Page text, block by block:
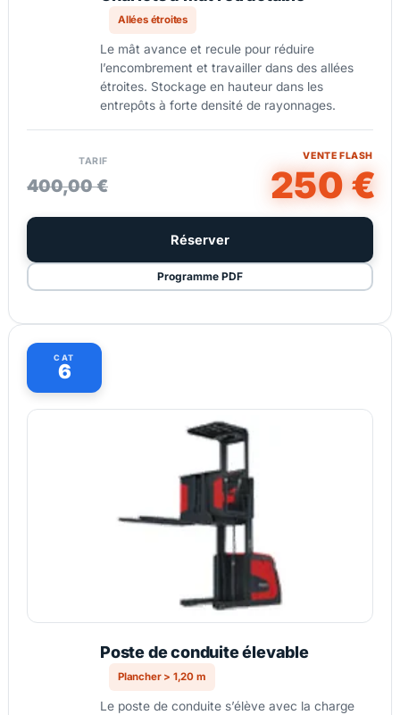
Allées étroites
Le mât avance et recule pour réduire
l’encombrement et travailler dans des allées
étroites. Stockage en hauteur dans les
entrepôts à forte densité de rayonnages.
TARIF
400,00 €
VENTE FLASH
250 €
Réserver
Programme PDF
CAT
6
Poste de conduite élevable
Plancher > 1,20 m
Le poste de conduite s’élève avec la charge